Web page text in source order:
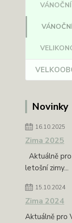
Novinky
16.10.2025
Zima 2025
Aktuálně
letošní zimy...
15.10.2024
Zima 2024
Aktuálně pro